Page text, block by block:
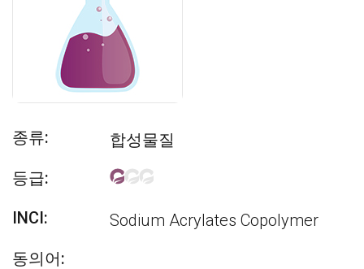
종류:
합성물질
등급:
INCI:
Sodium Acrylates Copolymer
동의어: